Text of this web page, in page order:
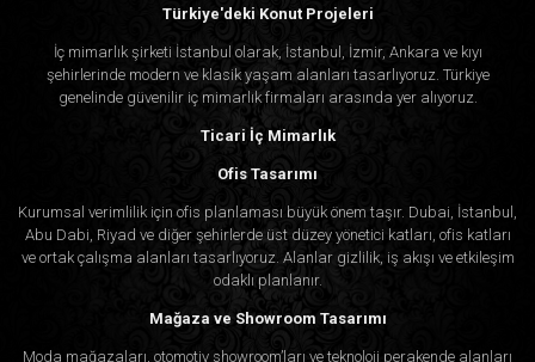
Türkiye'deki Konut Projeleri
İç mimarlık şirketi İstanbul olarak, İstanbul, İzmir, Ankara ve kıyı
şehirlerinde modern ve klasik yaşam alanları tasarlıyoruz. Türkiye
genelinde güvenilir iç mimarlık firmaları arasında yer alıyoruz.
Ticari İç Mimarlık
Ofis Tasarımı
Kurumsal verimlilik için ofis planlaması büyük önem taşır. Dubai, İstanbul,
Abu Dabi, Riyad ve diğer şehirlerde üst düzey yönetici katları, ofis katları
ve ortak çalışma alanları tasarlıyoruz. Alanlar gizlilik, iş akışı ve etkileşim
odaklı planlanır.
Mağaza ve Showroom Tasarımı
Moda mağazaları, otomotiv showroom’ları ve teknoloji perakende alanları